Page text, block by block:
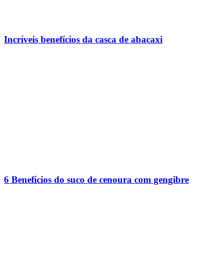
Incríveis benefícios da casca de abacaxi
6 Benefícios do suco de cenoura com gengibre